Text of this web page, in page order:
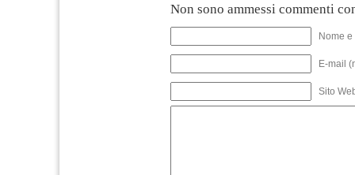
Non sono ammessi commenti
Nome
E-mail
Sito